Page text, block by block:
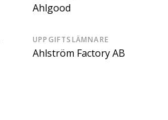
Ahlgood
UPPGIFTSLÄMNARE
Ahlström Factory AB